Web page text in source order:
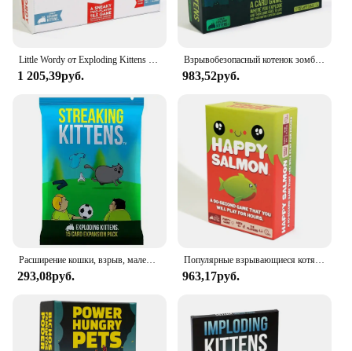
1 205,39руб.
Взрывобезопасный котенок зомби, семейная настольная игра для сбора, веселая игрушка для взрослых и детей, карточная игра, подходит в качестве подарка
983,52руб.
293,08руб.
Популярные взрывающиеся котята счастливый лосось для всей семьи, милые котята-зомби, немного полыни, детские игры, карточные игры для взрослых, подростков и детей
963,17руб.